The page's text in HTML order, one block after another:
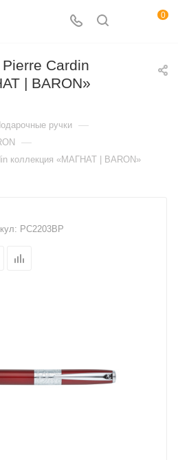
0
Cardin
| BARON»
ручки —
—
коллекция «МАГНАТ | BARON»
PC2203BP